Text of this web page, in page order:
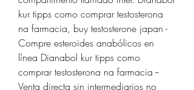
kur tipps como comprar testosterona
na farmacia, buy testosterone japan -
Compre esteroides anabólicos en
línea Dianabol kur tipps como
comprar testosterona na farmacia --
Venta directa sin intermediarios no